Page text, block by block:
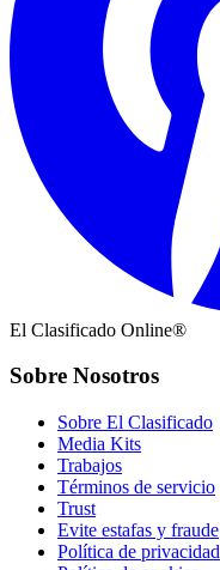
El Clasificado Online®
Sobre Nosotros
Sobre El Clasificado
Media Kits
Trabajos
Términos de servicio
Trust
Evite estafas y fraude
Política de privacidad